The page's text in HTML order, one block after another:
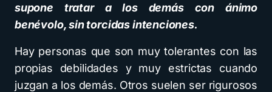
supone tratar a los demás con ánimo
benévolo, sin torcidas intenciones.
Hay personas que son muy tolerantes con las
propias debilidades y muy estrictas cuando
juzgan a los demás. Otros suelen ser rigurosos